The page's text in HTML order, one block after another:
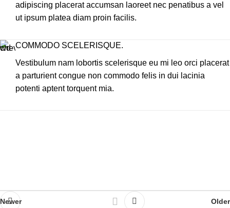
adipiscing placerat accumsan laoreet nec penatibus a vel
ut ipsum platea diam proin facilis.
COMMODO SCELERISQUE.
Vestibulum nam lobortis scelerisque eu mi leo orci placerat
a parturient congue non commodo felis in dui lacinia
potenti aptent torquent mia.
Newer Older